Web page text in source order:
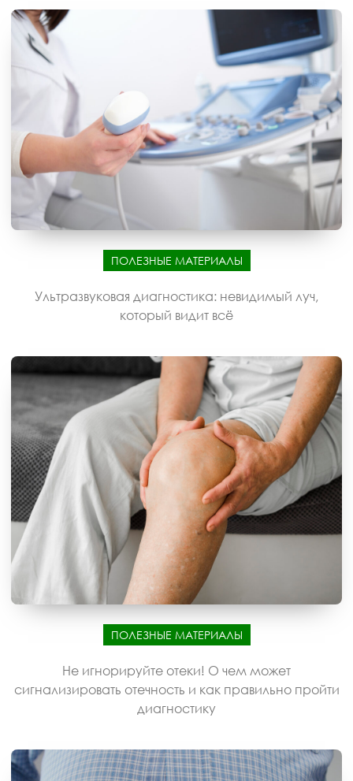
ПОЛЕЗНЫЕ МАТЕРИАЛЫ
Ультразвуковая диагностика: невидимый луч,
который видит всё
ПОЛЕЗНЫЕ МАТЕРИАЛЫ
Не игнорируйте отеки! О чем может
сигнализировать отечность и как правильно пройти
диагностику